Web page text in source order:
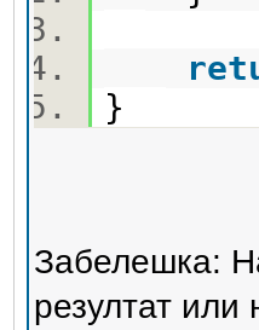
}
Забелешка:
резултат